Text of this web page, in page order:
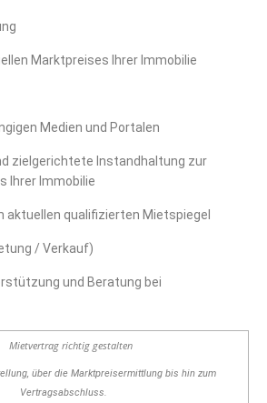
Marktpreises Ihrer Immobilie
Medien und Portalen
zielgerichtete Instandhaltung zur
Ihrer Immobilie
aktuellen qualifizierten Mietspiegel
/ Verkauf)
und Beratung bei
über die Marktpreisermittlung bis hin zum
Vertragsabschluss.